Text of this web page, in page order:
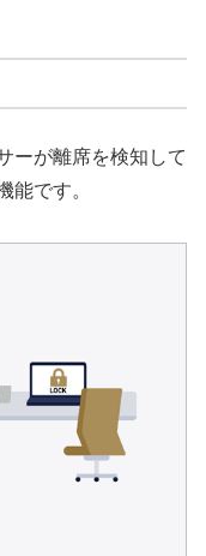
ーが離席を検知して
能です。